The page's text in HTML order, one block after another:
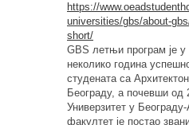
https://
universities/gbs/about-
short/
GBS летњи програм је у
неколико година
студената са
Београду, а почевши од
Универзитет у
факултет је постао